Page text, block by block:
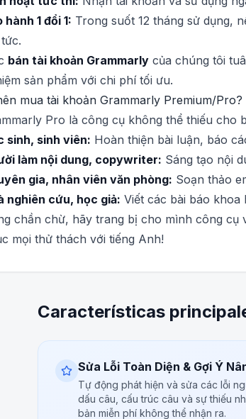
hành 1 đổi 1: Trong suốt 12 tháng sử dụng,
bán tài khoản Grammarly của chúng tôi
sản phẩm với chi phí tối ưu.
mua tài khoản Grammarly Premium/Pro?
Pro là công cụ không thể thiếu cho
sinh, sinh viên: Hoàn thiện bài luận, báo
làm nội dung, copywriter: Sáng tạo nội
gia, nhân viên văn phòng: Soạn thảo
nghiên cứu, học giả: Viết các bài báo
chần chừ, hãy trang bị cho mình công cụ
mọi thử thách với tiếng Anh!
Características
Sửa Lỗi Toàn Diện & Gợi Ý
Tự động phát hiện và sửa các lỗi
dấu câu, cấu trúc câu và sự thiếu
bản miễn phí không thể nhận ra.